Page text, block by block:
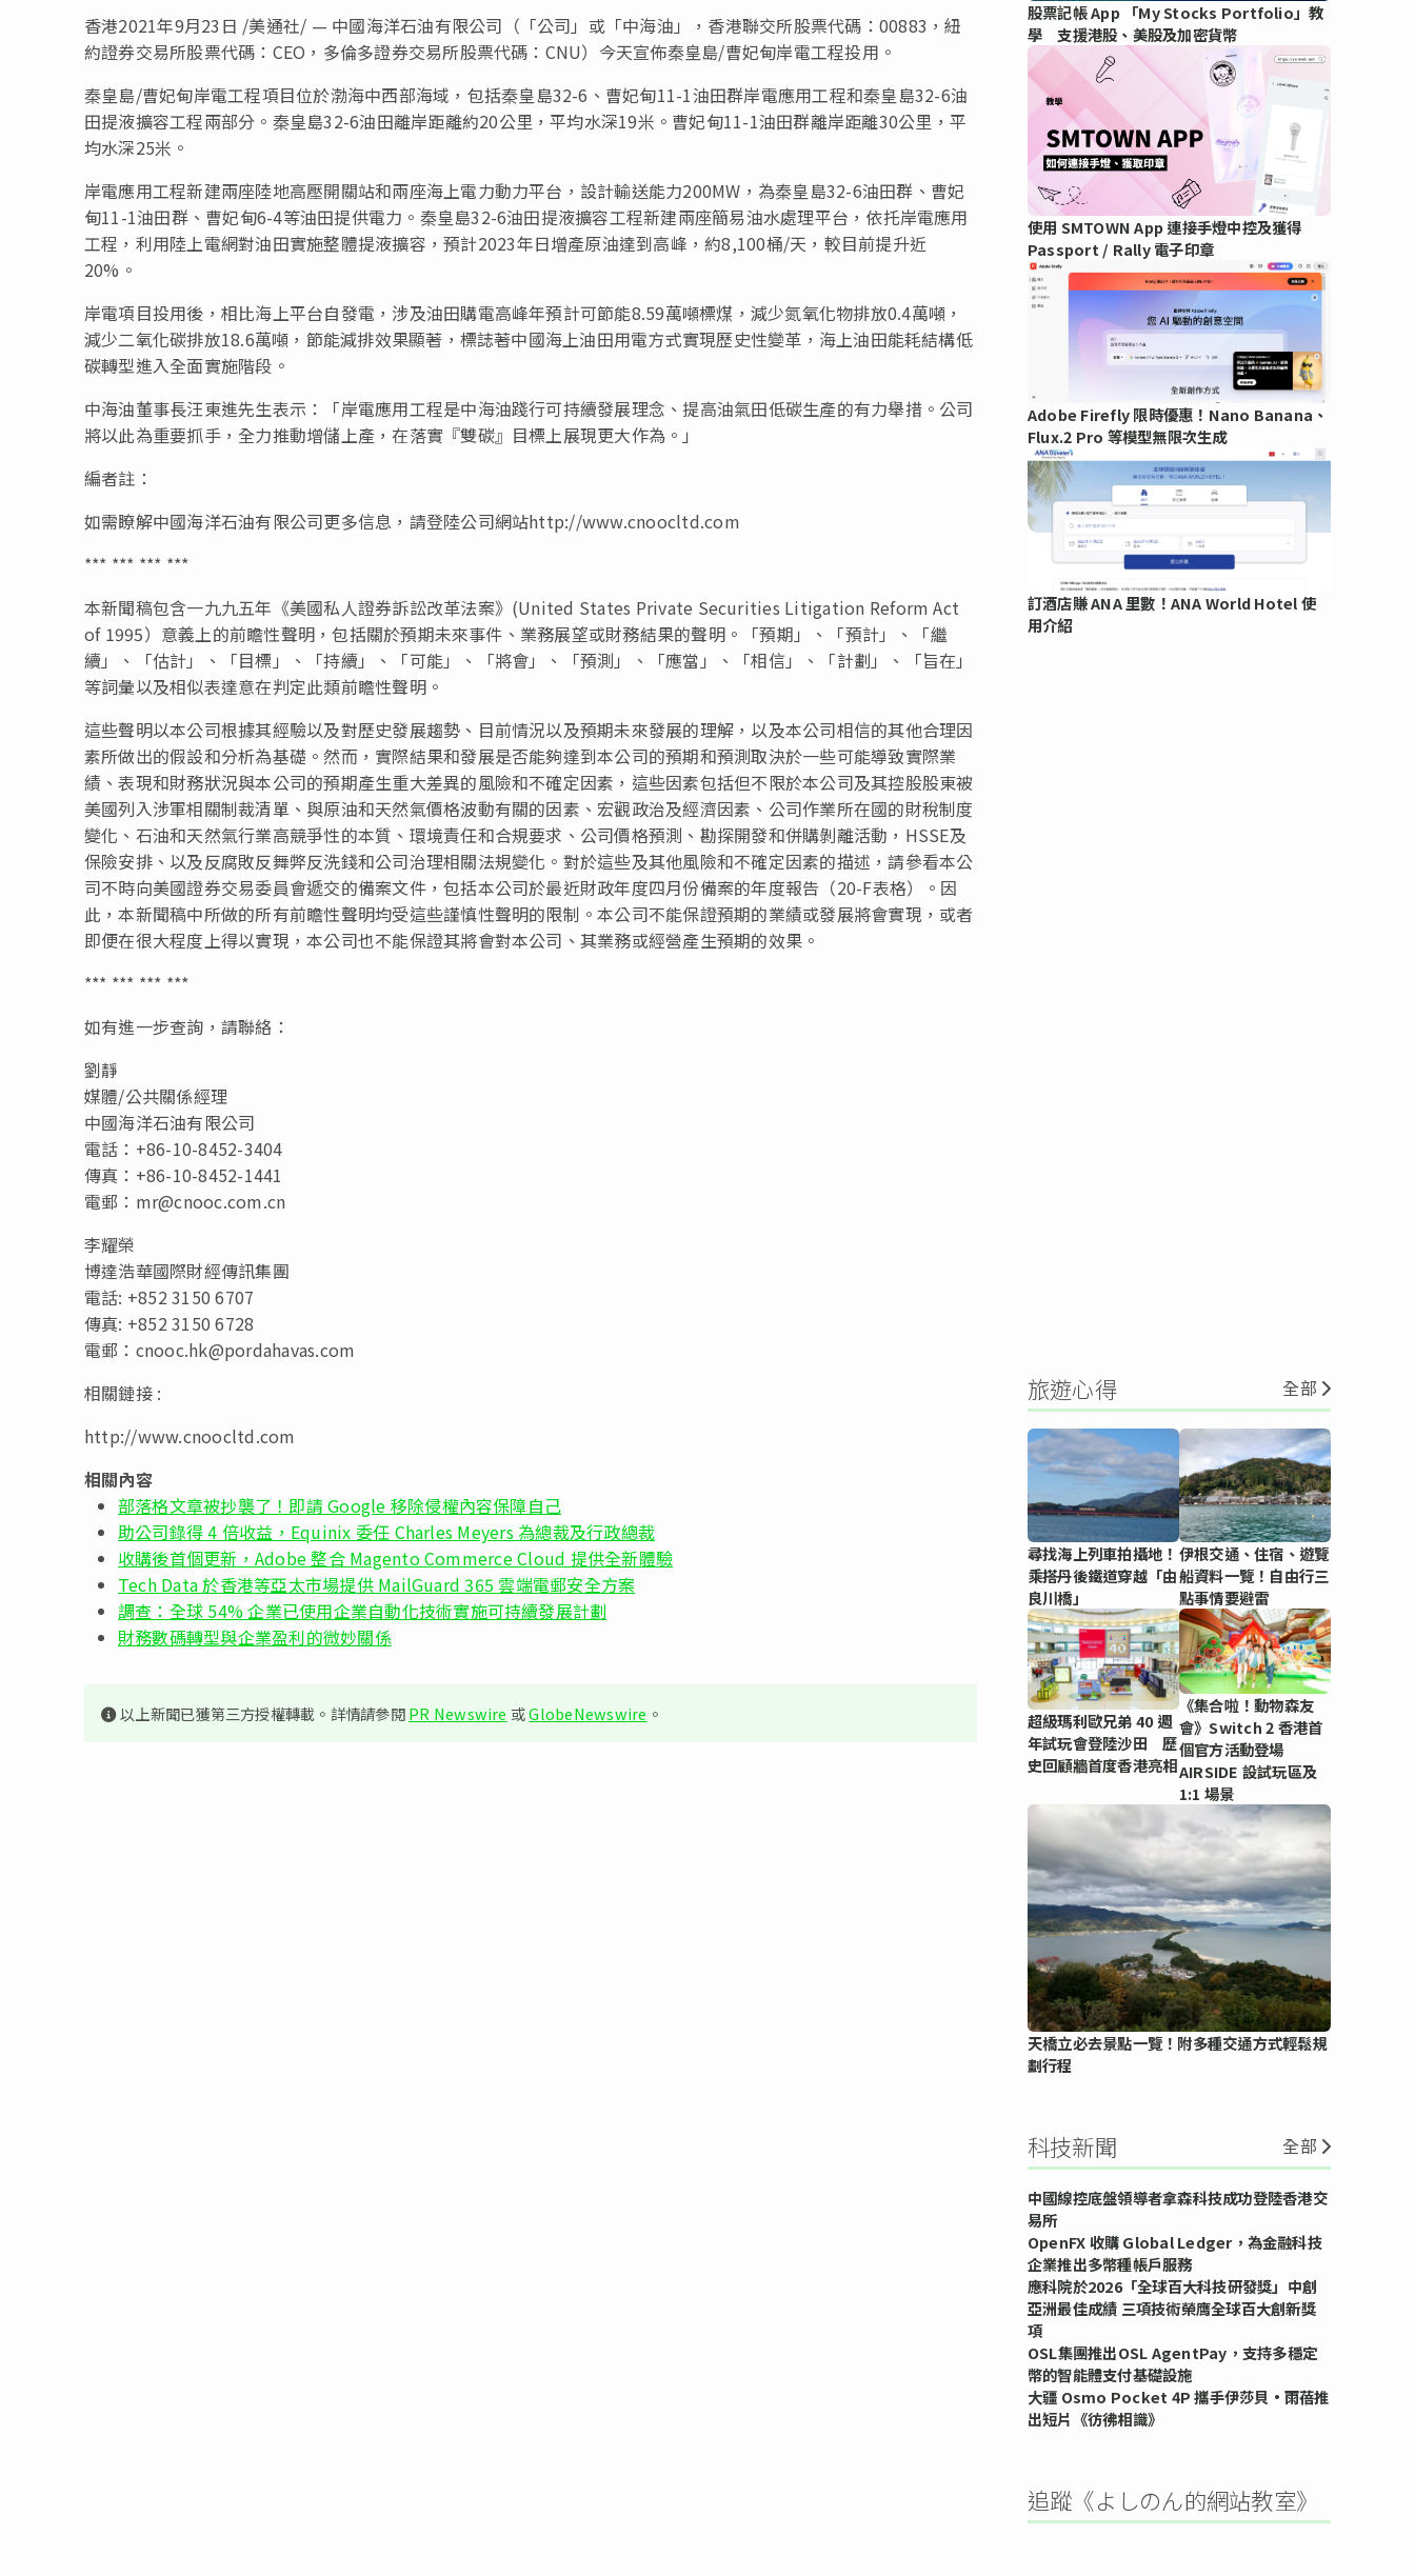
香港2021年9月23 日 /美通社/ — 中國海洋石油有限公司（「公司」或「中海油」，香港聯交所股票代碼： 00883 ，紐
約證券交易所股票代碼： CEO ，多倫多證券交易所股票代碼： CNU）今天宣佈秦皇島/曹妃甸岸電工程投用。
秦皇島/曹妃甸岸電工程項目位於渤海中西部海域，包括秦皇島32-6 、曹妃甸11-1油田群岸電應用工程和秦皇島32-6油
田提液擴容工程兩部分。秦皇島32-6油田離岸距離約20公里，平均水深19米。曹妃甸11-1油田群離岸距離30公里，平
均水深25米。
岸電應用工程新建兩座陸地高壓開關站和兩座海上電力動力平台，設計輸送能力200MW ，為秦皇島32-6油田群、曹妃
甸11-1油田群、曹妃甸6-4等油田提供電力。秦皇島32-6油田提液擴容工程新建兩座簡易油水處理平台，依托岸電應用
工程，利用陸上電網對油田實施整體提液擴容，預計2023年日增產原油達到高峰，約8,100桶/天，較目前提升近
20% 。
岸電項目投用後，相比海上平台自發電，涉及油田購電高峰年預計可節能8.59萬噸標煤，減少氮氧化物排放0.4萬噸，
減少二氧化碳排放18.6萬噸，節能減排效果顯著，標誌著中國海上油田用電方式實現歷史性變革，海上油田能耗結構低
碳轉型進入全面實施階段。
中海油董事長汪東進先生表示：「岸電應用工程是中海油踐行可持續發展理念、提高油氣田低碳生產的有力舉措。公司
將以此為重要抓手，全力推動增儲上產，在落實『雙碳』目標上展現更大作為。」
編者註：
如需瞭解中國海洋石油有限公司更多信息，請登陸公司網站http://www.cnoocltd.com
*** *** *** ***
本新聞稿包含一九九五年《美國私人證券訴訟改革法案》 (United States Private Securities Litigation Reform Act
of 1995）意義上的前瞻性聲明，包括關於預期未來事件、業務展望或財務結果的聲明。「預期」、「預計」、「繼
續」、「估計」、「目標」、「持續」、「可能」、「將會」、「預測」、「應當」、「相信」、「計劃」、「旨在」
等詞彙以及相似表達意在判定此類前瞻性聲明。
這些聲明以本公司根據其經驗以及對歷史發展趨勢、目前情況以及預期未來發展的理解，以及本公司相信的其他合理因
素所做出的假設和分析為基礎。然而，實際結果和發展是否能夠達到本公司的預期和預測取決於一些可能導致實際業
績、表現和財務狀況與本公司的預期產生重大差異的風險和不確定因素，這些因素包括但不限於本公司及其控股股東被
美國列入涉軍相關制裁清單、與原油和天然氣價格波動有關的因素、宏觀政治及經濟因素、公司作業所在國的財稅制度
變化、石油和天然氣行業高競爭性的本質、環境責任和合規要求、公司價格預測、勘探開發和併購剝離活動， HSSE及
保險安排、以及反腐敗反舞弊反洗錢和公司治理相關法規變化。對於這些及其他風險和不確定因素的描述，請參看本公
司不時向美國證券交易委員會遞交的備案文件，包括本公司於最近財政年度四月份備案的年度報告（20-F表格）。因
此，本新聞稿中所做的所有前瞻性聲明均受這些謹慎性聲明的限制。本公司不能保證預期的業績或發展將會實現，或者
即便在很大程度上得以實現，本公司也不能保證其將會對本公司、其業務或經營產生預期的效果。
*** *** *** ***
如有進一步查詢，請聯絡：
劉靜
媒體/公共關係經理
中國海洋石油有限公司
電話： +86-10-8452-3404
傳真： +86-10-8452-1441
電郵： mr@cnooc.com.cn
李耀榮
博達浩華國際財經傳訊集團
電話: +852 3150 6707
傳真: +852 3150 6728
電郵： cnooc.hk@pordahavas.com
相關鏈接 :
http://www.cnoocltd.com
相關內容
部落格文章被抄襲了！即請 Google 移除侵權內容保障自己
助公司錄得 4 倍收益，Equinix 委任 Charles Meyers 為總裁及行政總裁
收購後首個更新，Adobe 整合 Magento Commerce Cloud 提供全新體驗
Tech Data 於香港等亞太市場提供 MailGuard 365 雲端電郵安全方案
調查：全球 54% 企業已使用企業自動化技術實施可持續發展計劃
財務數碼轉型與企業盈利的微妙關係
以上新聞已獲第三方授權轉載。詳情請參閱PR Newswire 或GlobeNewswire 。
股票記帳 App 「My Stocks Portfolio」教
學 支援港股、美股及加密貨幣
使用 SMTOWN App 連接手燈中控及獲得
Passport / Rally 電子印章
Adobe Firefly 限時優惠！Nano Banana、
Flux.2 Pro 等模型無限次生成
訂酒店賺 ANA 里數！ANA World Hotel 使
用介紹
旅遊心得 全部
尋找海上列車拍攝地！
乘搭丹後鐵道穿越「由
良川橋」
伊根交通、住宿、遊覽
船資料一覽！自由行三
點事情要避雷
超級瑪利歐兄弟 40 週
年試玩會登陸沙田 歷
史回顧牆首度香港亮相
《集合啦！動物森友
會》Switch 2 香港首
個官方活動登場
AIRSIDE 設試玩區及
1:1 場景
天橋立必去景點一覽！附多種交通方式輕鬆規
劃行程
科技新聞 全部
中國線控底盤領導者拿森科技成功登陸香港交
易所
OpenFX 收購 Global Ledger，為金融科技
企業推出多幣種帳戶服務
應科院於2026「全球百大科技研發獎」中創
亞洲最佳成績 三項技術榮膺全球百大創新獎
項
OSL集團推出OSL AgentPay，支持多穩定
幣的智能體支付基礎設施
大疆 Osmo Pocket 4P 攜手伊莎貝•雨蓓推
出短片《彷彿相識》
追蹤《よしのん的網站教室》